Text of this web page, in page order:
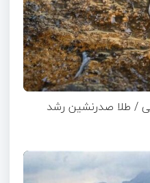
/ طلا صدرنشین رشد